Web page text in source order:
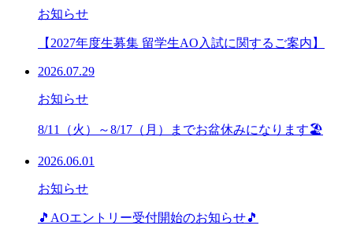
お知らせ
【2027年度生募集 留学生AO入試に関するご案内】
2026.07.29
お知らせ
8/11（火）～8/17（月）までお盆休みになります🏖
2026.06.01
お知らせ
🎵AOエントリー受付開始のお知らせ🎵